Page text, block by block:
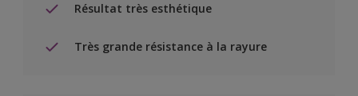
Résultat très esthétique
Très grande résistance à la rayure